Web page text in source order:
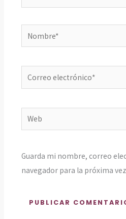
Nombre*
Correo
electrónico*
Web
Guarda mi nombre, correo
navegador para la próxima